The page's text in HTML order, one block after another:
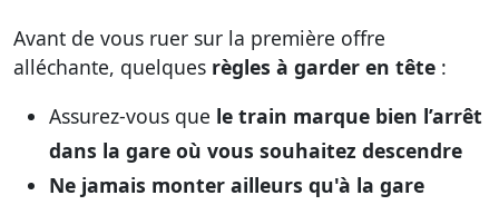
Avant de vous ruer sur la première offre
alléchante, quelques règles à garder en tête :
Assurez-vous que le train marque bien l’arrêt
dans la gare où vous souhaitez descendre
Ne jamais monter ailleurs qu'à la gare